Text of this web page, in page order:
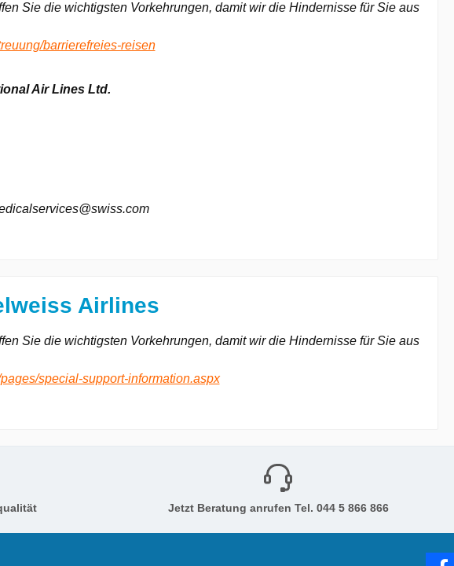
Sie die wichtigsten Vorkehrungen, damit wir die Hindernisse für Sie aus
barrierefreies-reisen
Air Lines Ltd.
Airlines
Sie die wichtigsten Vorkehrungen, damit wir die Hindernisse für Sie aus
special-support-information.aspx
Jetzt Beratung anrufen Tel. 044 5 866 866